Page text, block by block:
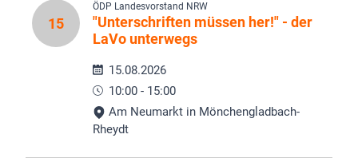
15
ÖDP Landesvorstand NRW
"Unterschriften müssen her!" - der
LaVo unterwegs
15.08.2026
10:00 - 15:00
Am Neumarkt in Mönchengladbach-
Rheydt